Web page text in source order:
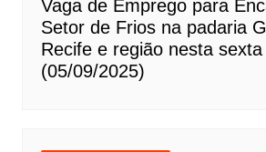
Vaga de Emprego para
Setor de Frios na padaria
Recife e região nesta sexta
(05/09/2025)